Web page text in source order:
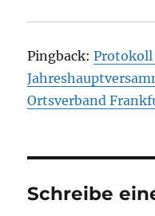
Pingback:Protokoll
Ortsverband
Schreibe